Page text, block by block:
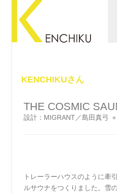
KENCHIKUさん
THE COSMIC
設計：MIGRANT／島田真弓
トレーラーハウスのように牽
ルサウナをつくりました。雪